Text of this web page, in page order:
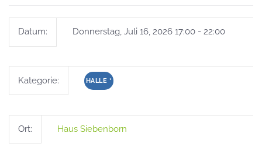
Datum: Donnerstag, Juli 16, 2026 17:00 - 22:00
Kategorie: HALLE *
Ort: Haus Siebenborn